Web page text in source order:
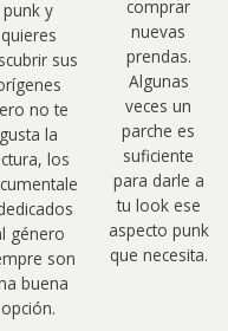
punk y
quieres
sus
no te
gusta la
los
género
son
buena
opción.
comprar
nuevas
prendas.
Algunas
veces un
parche es
suficiente
para darle a
tu look ese
aspecto punk
que necesita.